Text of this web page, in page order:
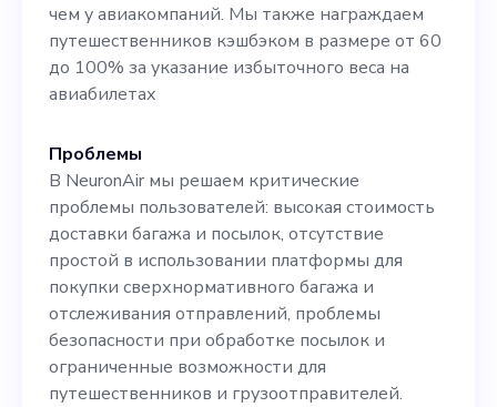
стремится к
инновационным решениям
и умеет быстро
масштабировать операции.
Если вы хотите
революционизировать
логистическую отрасль,
цените экономичность и
удобство и готовы к
феноменальному росту,
чем у авиакомпаний. Мы также награждаем
путешественников кэшбэком в размере от 60
до 100% за указание избыточного веса на
авиабилетах
Проблемы
В NeuronAir мы решаем критические
проблемы пользователей: высокая стоимость
доставки багажа и посылок, отсутствие
простой в использовании платформы для
покупки сверхнормативного багажа и
отслеживания отправлений, проблемы
безопасности при обработке посылок и
ограниченные возможности для
путешественников и грузоотправителей.